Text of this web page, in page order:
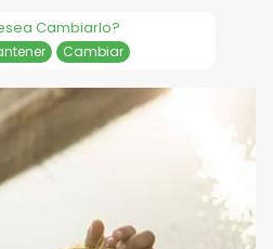
Cambiarlo?
Cambiar